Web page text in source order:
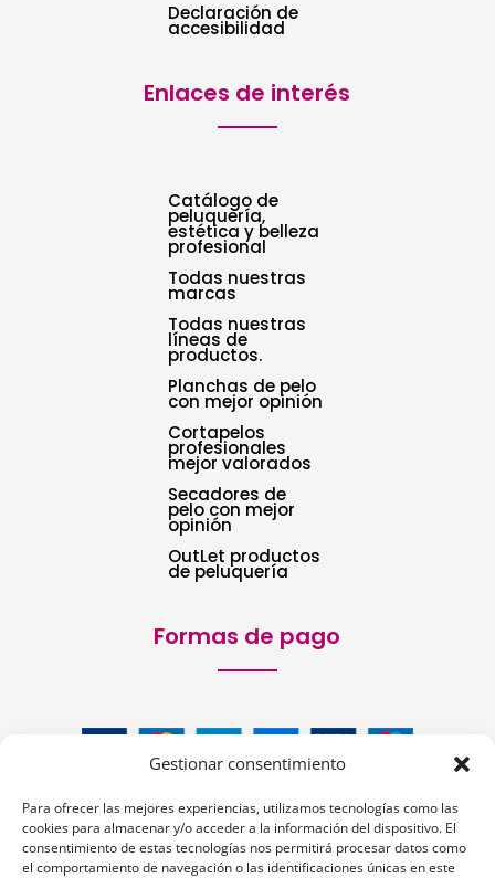
Gestionar consentimiento
Para ofrecer las mejores experiencias, utilizamos tecnologías como las
cookies para almacenar y/o acceder a la información del dispositivo. El
consentimiento de estas tecnologías nos permitirá procesar datos como
el comportamiento de navegación o las identificaciones únicas en este
Declaración de
accesibilidad
Enlaces de interés
Catálogo de
peluquería,
estética y belleza
profesional
Todas nuestras
marcas
Todas nuestras
líneas de
productos.
Planchas de pelo
con mejor opinión
Cortapelos
profesionales
mejor valorados
Secadores de
pelo con mejor
opinión
OutLet productos
de peluquería
Formas de pago